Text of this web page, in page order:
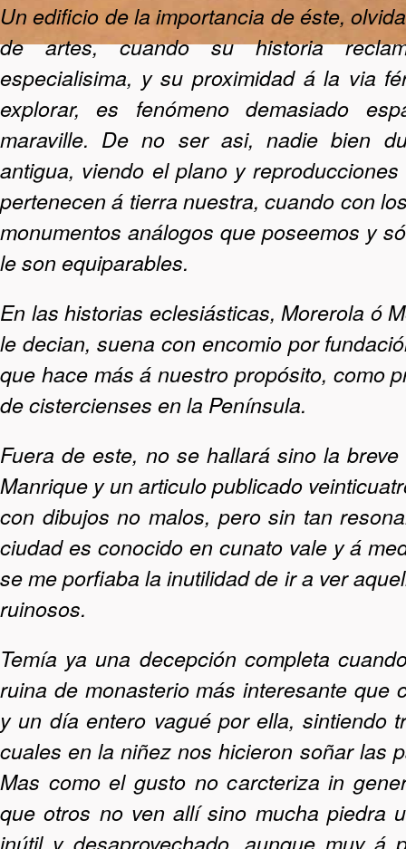
Un edificio de la importancia de éste,
de artes, cuando su historia
especialisima, y su proximidad á la via
explorar, es fenómeno demasiado
maraville. De no ser asi, nadie bien
antigua, viendo el plano y
pertenecen á tierra nuestra, cuando con
monumentos análogos que poseemos y
le son equiparables.
En las historias eclesiásticas, Morerola ó
le decian, suena con encomio por
que hace más á nuestro propósito, como
de cistercienses en la Península.
Fuera de este, no se hallará sino la
Manrique y un articulo publicado
con dibujos no malos, pero sin tan
ciudad es conocido en cunato vale y á
se me porfiaba la inutilidad de ir a ver
ruinosos.
Temía ya una decepción completa
ruina de monasterio más interesante que
y un día entero vagué por ella, sintiendo
cuales en la niñez nos hicieron soñar las
Mas como el gusto no carcteriza in
que otros no ven allí sino mucha piedra